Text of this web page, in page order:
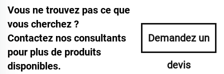
Vous ne trouvez pas ce que
vous cherchez ?
Contactez nos consultants
pour plus de produits
disponibles.
Demandez un
devis